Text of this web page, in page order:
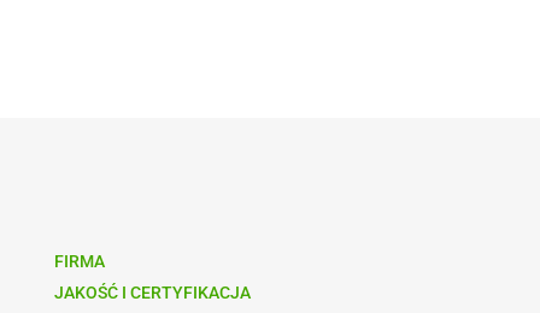
FIRMA
JAKOŚĆ I CERTYFIKACJA